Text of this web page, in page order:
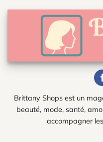
Brittany Shops est un
beauté, mode, santé,
accompagner